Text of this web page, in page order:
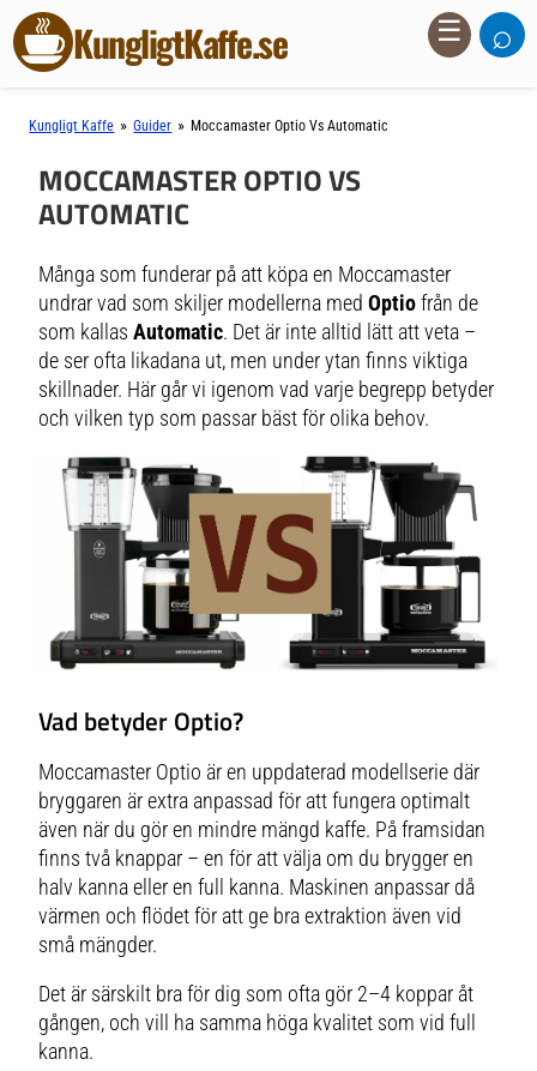
KungligtKaffe.se ☰ ⌕
Kungligt Kaffe » Guider » Moccamaster Optio Vs Automatic
MOCCAMASTER OPTIO VS
AUTOMATIC
Många som funderar på att köpa en Moccamaster
undrar vad som skiljer modellerna medOptio från de
som kallasAutomatic. Det är inte alltid lätt att veta –
de ser ofta likadana ut, men under ytan finns viktiga
skillnader. Här går vi igenom vad varje begrepp betyder
och vilken typ som passar bäst för olika behov.
Vad betyder Optio?
Moccamaster Optio är en uppdaterad modellserie där
bryggaren är extra anpassad för att fungera optimalt
även när du gör en mindre mängd kaffe. På framsidan
finns två knappar – en för att välja om du brygger en
halv kanna eller enfull kanna. Maskinen anpassar då
värmen och flödet för att ge bra extraktion även vid
små mängder.
Det är särskilt bra för dig som ofta gör 2–4 koppar åt
gången, och vill ha samma höga kvalitet som vid full
kanna.